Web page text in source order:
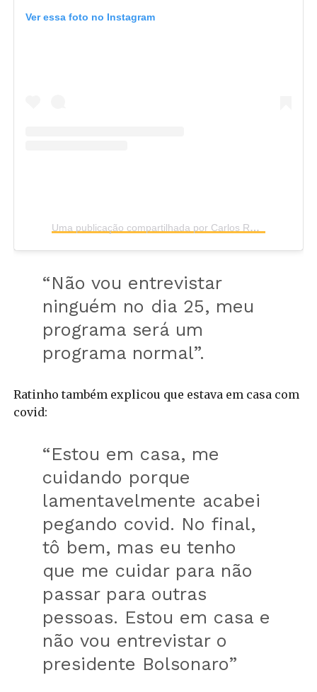
Ver essa foto no Instagram
Uma publicação compartilhada por Carlos Roberto Massa (@oratinho)
“Não vou entrevistar
ninguém no dia 25, meu
programa será um
programa normal”.
Ratinho também explicou que estava em casa com
covid:
“Estou em casa, me
cuidando porque
lamentavelmente acabei
pegando covid. No final,
tô bem, mas eu tenho
que me cuidar para não
passar para outras
pessoas. Estou em casa e
não vou entrevistar o
presidente Bolsonaro”